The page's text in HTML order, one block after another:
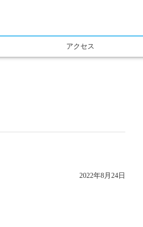
アクセス
2022年8月24日